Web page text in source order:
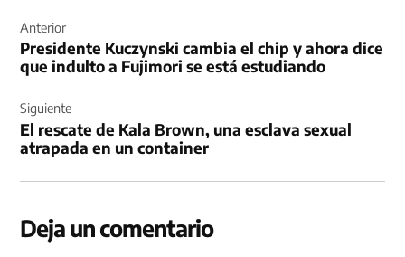
de
entradas
Anterior
Presidente Kuczynski cambia el chip y ahora dice
que indulto a Fujimori se está estudiando
Siguiente
El rescate de Kala Brown, una esclava sexual
atrapada en un container
Deja un comentario